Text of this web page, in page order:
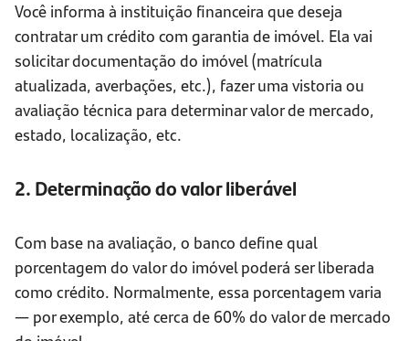
Você informa à instituição financeira que deseja
contratar um crédito com garantia de imóvel. Ela vai
solicitar documentação do imóvel (matrícula
atualizada, averbações, etc.), fazer uma vistoria ou
avaliação técnica para determinar valor de mercado,
estado, localização, etc.
2. Determinação do valor liberável
Com base na avaliação, o banco define qual
porcentagem do valor do imóvel poderá ser liberada
como crédito. Normalmente, essa porcentagem varia
— por exemplo, até cerca de 60% do valor de mercado